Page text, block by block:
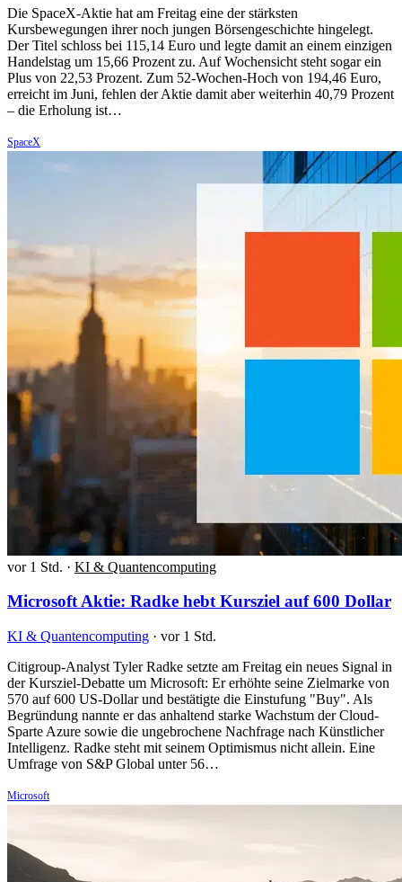
Die SpaceX-Aktie hat am Freitag eine der stärksten
Kursbewegungen ihrer noch jungen Börsengeschichte hingelegt.
Der Titel schloss bei 115,14 Euro und legte damit an einem einzigen
Handelstag um 15,66 Prozent zu. Auf Wochensicht steht sogar ein
Plus von 22,53 Prozent. Zum 52-Wochen-Hoch von 194,46 Euro,
erreicht im Juni, fehlen der Aktie damit aber weiterhin 40,79 Prozent
– die Erholung ist…
SpaceX
vor 1 Std. · KI & Quantencomputing
Microsoft Aktie: Radke hebt Kursziel auf 600 Dollar
KI & Quantencomputing · vor 1 Std.
Citigroup-Analyst Tyler Radke setzte am Freitag ein neues Signal in
der Kursziel-Debatte um Microsoft: Er erhöhte seine Zielmarke von
570 auf 600 US-Dollar und bestätigte die Einstufung "Buy". Als
Begründung nannte er das anhaltend starke Wachstum der Cloud-
Sparte Azure sowie die ungebrochene Nachfrage nach Künstlicher
Intelligenz. Radke steht mit seinem Optimismus nicht allein. Eine
Umfrage von S&P Global unter 56…
Microsoft